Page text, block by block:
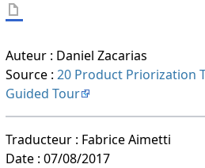
Auteur : Daniel Zacarias
Source : 20 Product Priorization
Guided Tour
Traducteur : Fabrice Aimetti
Date : 07/08/2017